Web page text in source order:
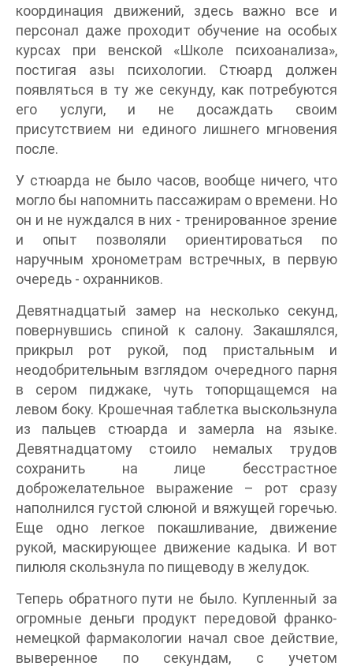
координация движений, здесь важно все и
персонал даже проходит обучение на особых
курсах при венской «Школе психоанализа»,
постигая азы психологии. Стюард должен
появляться в ту же секунду, как потребуются
его услуги, и не досаждать своим
присутствием ни единого лишнего мгновения
после.
У стюарда не было часов, вообще ничего, что
могло бы напомнить пассажирам о времени. Но
он и не нуждался в них - тренированное зрение
и опыт позволяли ориентироваться по
наручным хронометрам встречных, в первую
очередь - охранников.
Девятнадцатый замер на несколько секунд,
повернувшись спиной к салону. Закашлялся,
прикрыл рот рукой, под пристальным и
неодобрительным взглядом очередного парня
в сером пиджаке, чуть топорщащемся на
левом боку. Крошечная таблетка выскользнула
из пальцев стюарда и замерла на языке.
Девятнадцатому стоило немалых трудов
сохранить на лице бесстрастное
доброжелательное выражение – рот сразу
наполнился густой слюной и вяжущей горечью.
Еще одно легкое покашливание, движение
рукой, маскирующее движение кадыка. И вот
пилюля скользнула по пищеводу в желудок.
Теперь обратного пути не было. Купленный за
огромные деньги продукт передовой франко-
немецкой фармакологии начал свое действие,
выверенное по секундам, с учетом